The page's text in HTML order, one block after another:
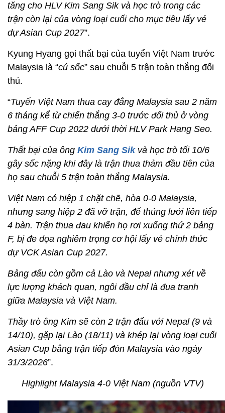
tăng cho HLV Kim Sang Sik và học trò trong các
trận còn lại của vòng loại cuối cho mục tiêu lấy vé
dự Asian Cup 2027”.
Kyung Hyang gọi thất bại của tuyển Việt Nam trước
Malaysia là “cú sốc” sau chuỗi 5 trận toàn thắng đối
thủ.
“Tuyển Việt Nam thua cay đắng Malaysia sau 2 năm
6 tháng kể từ chiến thắng 3-0 trước đối thủ ở vòng
bảng AFF Cup 2022 dưới thời HLV Park Hang Seo.
Thất bại của ông Kim Sang Sikvà học trò tối 10/6
gây sốc nặng khi đây là trận thua thảm đầu tiên của
họ sau chuỗi 5 trận toàn thắng Malaysia.
Việt Nam có hiệp 1 chặt chẽ, hòa 0-0 Malaysia,
nhưng sang hiệp 2 đã vỡ trận, để thủng lưới liên tiếp
4 bàn. Trận thua đau khiến họ rơi xuống thứ 2 bảng
F, bị đe dọa nghiêm trọng cơ hội lấy vé chính thức
dự VCK Asian Cup 2027.
Bảng đấu còn gồm cả Lào và Nepal nhưng xét về
lực lượng khách quan, ngôi đầu chỉ là đua tranh
giữa Malaysia và Việt Nam.
Thầy trò ông Kim sẽ còn 2 trận đấu với Nepal (9 và
14/10), gặp lại Lào (18/11) và khép lại vòng loại cuối
Asian Cup bằng trận tiếp đón Malaysia vào ngày
31/3/2026”.
Highlight Malaysia 4-0 Việt Nam (nguồn VTV)